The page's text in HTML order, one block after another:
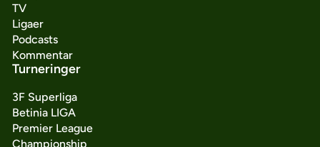
TV
Ligaer
Podcasts
Kommentar
Turneringer
3F Superliga
Betinia LIGA
Premier League
Championship